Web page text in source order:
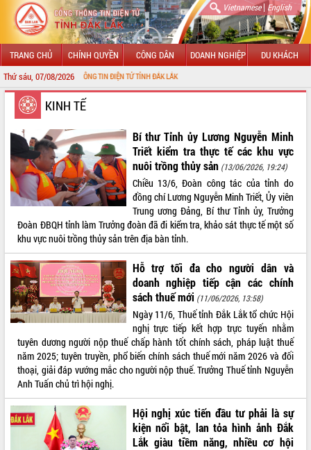
Vietnamese| English
TRANG CHỦ CHÍNH QUYỀN CÔNG DÂN DOANH NGHIỆP DU KHÁCH
Thứ sáu, 07/08/2026
VỚI CỔNG THÔNG TIN ĐIỆN TỬ TỈNH ĐẮK LẮK
GIỚI THIỆU
LÃNH ĐẠO UBND TỈNH
TIN TỨC SỰ KIỆN
SỞ, BAN, NGÀNH
THÔNG TIN CHỈ ĐẠO ĐIỀU HÀNH
HỆ THỐNG VĂN BẢN
VĂN BẢN HĐND TỈNH
QUY HOẠCH - KẾ HOẠCH
KINH TẾ
Bí thư Tỉnh ủy Lương Nguyễn Minh
Triết kiểm tra thực tế các khu vực
nuôi trồng thủy sản (13/06/2026, 19:24)
Chiều 13/6, Đoàn công tác của tỉnh do
đồng chí Lương Nguyễn Minh Triết, Ủy viên
Trung ương Đảng, Bí thư Tỉnh ủy, Trưởng
Đoàn ĐBQH tỉnh làm Trưởng đoàn đã đi kiểm tra, khảo sát thực tế một số
khu vực nuôi trồng thủy sản trên địa bàn tỉnh.
Hỗ trợ tối đa cho người dân và
doanh nghiệp tiếp cận các chính
sách thuế mới (11/06/2026, 13:58)
Ngày 11/6, Thuế tỉnh Đắk Lắk tổ chức Hội
nghị trực tiếp kết hợp trực tuyến nhằm
tuyên dương người nộp thuế chấp hành tốt chính sách, pháp luật thuế
năm 2025; tuyên truyền, phổ biến chính sách thuế mới năm 2026 và đối
thoại, giải đáp vướng mắc cho người nộp thuế. Trưởng Thuế tỉnh Nguyễn
Anh Tuấn chủ trì hội nghị.
Hội nghị xúc tiến đầu tư phải là sự
kiện nổi bật, lan tỏa hình ảnh Đắk
Lắk giàu tiềm năng, nhiều cơ hội